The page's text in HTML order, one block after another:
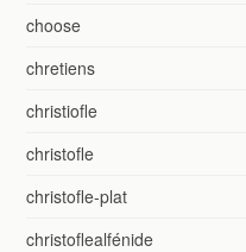
choose
chretiens
christiofle
christofle
christofle-plat
christoflealfénide